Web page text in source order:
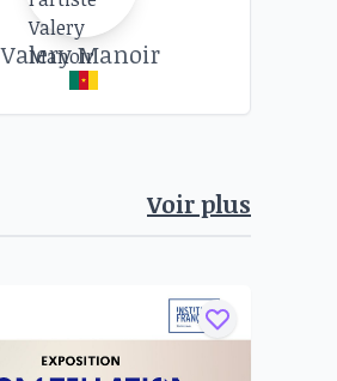
Valery Manoir
Voir plus